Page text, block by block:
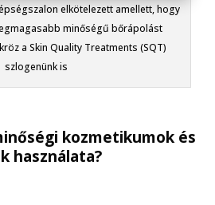
elkötelezett amellett, hogy
minőségű bőrápolást
a Skin Quality Treatments (SQT)
szlogenünk is
kozmetikumok és
használata?